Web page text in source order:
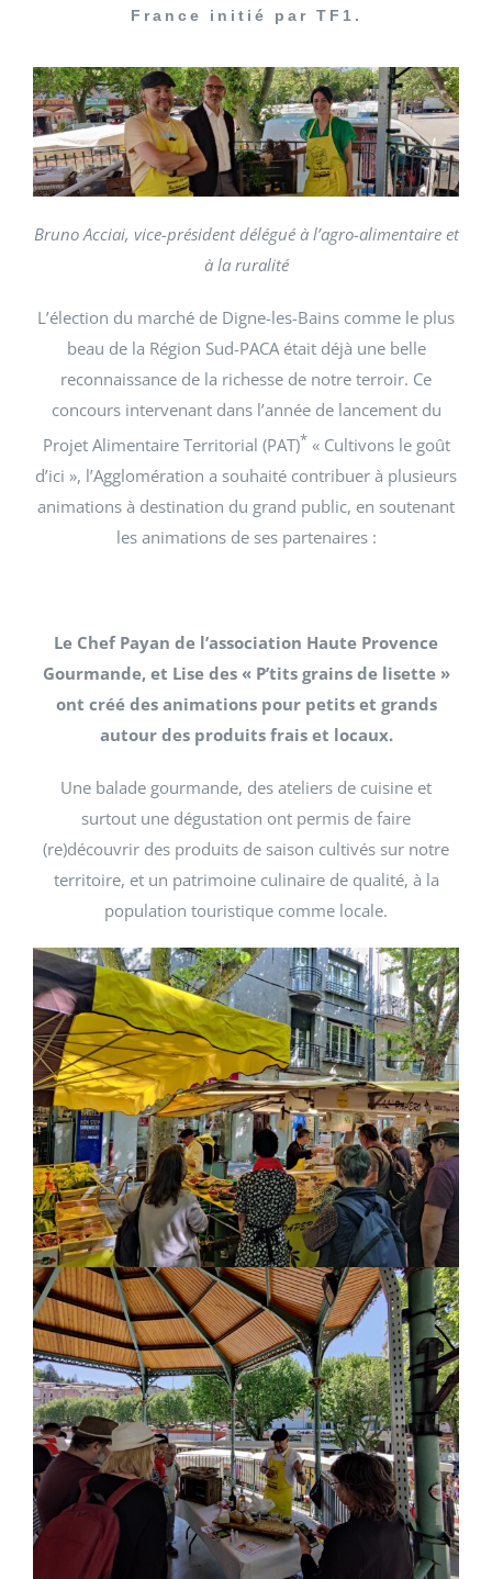
France initié par TF1.
Bruno Acciai, vice-président délégué à l’agro-alimentaire et
à la ruralité
L’élection du marché de Digne-les-Bains comme le plus
beau de la Région Sud-PACA était déjà une belle
reconnaissance de la richesse de notre terroir. Ce
concours intervenant dans l’année de lancement du
Projet Alimentaire Territorial (PAT)* « Cultivons le goût
d’ici », l’Agglomération a souhaité contribuer à plusieurs
animations à destination du grand public, en soutenant
les animations de ses partenaires :
Le Chef Payan de l’association Haute Provence
Gourmande, et Lise des « P’tits grains de lisette »
ont créé des animations pour petits et grands
autour des produits frais et locaux.
Une balade gourmande, des ateliers de cuisine et
surtout une dégustation ont permis de faire
(re)découvrir des produits de saison cultivés sur notre
territoire, et un patrimoine culinaire de qualité, à la
population touristique comme locale.